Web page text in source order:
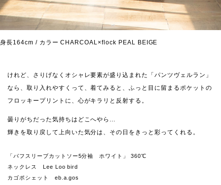
身長164cm / カラー CHARCOAL×flock PEAL BEIGE
けれど、さりげなくオシャレ要素が盛り込まれた「パンツヴェルラン」
なら、取り入れやすくって、着てみると、ふっと目に留まるポケットの
フロッキープリントに、心がキラリと反射する。
曇りがちだった気持ちはどこへやら...
輝きを取り戻して上向いた気分は、その日をきっと彩ってくれる。
「パフスリーブカットソー5分袖 ホワイト」 360℃
ネックレス Lee Loo bird
カゴポシェット eb.a.gos